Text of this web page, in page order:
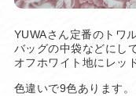
YUWAさん定番のトワ
バッグの中袋などにし
オフホワイト地にレッ
色違いで9色あります。